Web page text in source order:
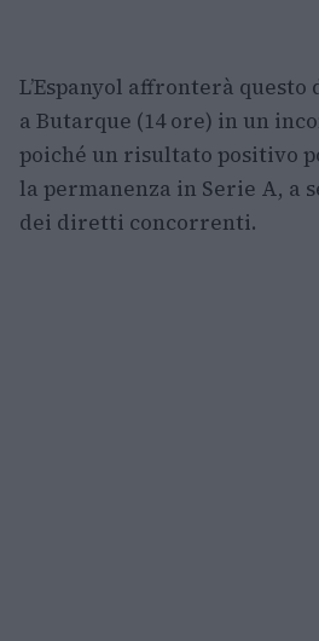
L’Espanyol affronterà
a Butarque (14 ore) in un
poiché un risultato positivo
la permanenza in Serie A, a
dei diretti concorrenti.